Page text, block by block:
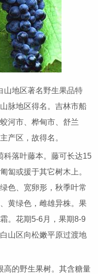
山地区著名野生果品特
脉地区得名。吉林市船
河市、桦甸市、舒兰
产区，故得名。
科落叶藤本。藤可长达15
匐或援于其它树木上。
色、宽卵形，秋季叶常
黄绿色，雌雄异株。果
。花期5-6月，果期8-9
山区向松嫩平原过渡地
高的野生果树。其含糖量